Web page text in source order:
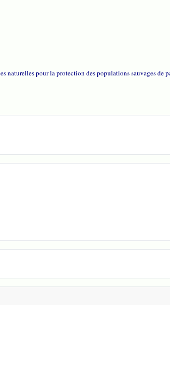
naturelles pour la protection des populations sauvages de